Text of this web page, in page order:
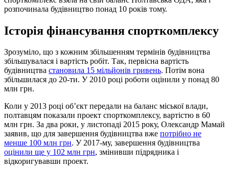
розпочинала будівництво понад 10 років тому.
Історія фінансування спорткомплексу
Зрозуміло, що з кожним збільшенням термінів будівництва
збільшувалася і вартість робіт. Так, первісна вартість
будівництва становила 15 мільйонів гривень. Потім вона
збільшилася до 20-ти. У 2010 році роботи оцінили у понад 80
млн грн.
Коли у 2013 році об’єкт передали на баланс міської влади,
полтавцям показали проект спорткомплексу, вартістю в 60
млн грн. За два роки, у листопаді 2015 року, Олександр Мамай
заявив, що для завершення будівництва вже потрібно не
менше 100 млн грн. У 2017-му, завершення будівництва
оцінили ще у 102 млн грн, змінивши підрядника і
відкоригувавши проект.